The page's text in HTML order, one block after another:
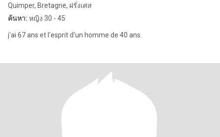
Quimper, Bretagne, ฝรั่งเศส
ค้นหา: หญิง 30 - 45
j'ai 67 ans et l'esprit d'un homme de 40 ans.